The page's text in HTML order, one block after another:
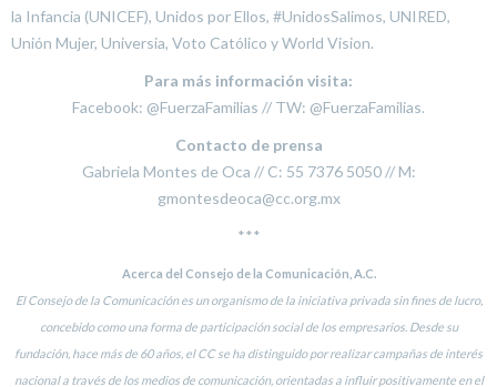
la Infancia (UNICEF), Unidos por Ellos, #UnidosSalimos, UNIRED,
Unión Mujer, Universia, Voto Católico y World Vision.
Para más información visita:
Facebook: @FuerzaFamilias // TW: @FuerzaFamilias.
Contacto de prensa
Gabriela Montes de Oca // C: 55 7376 5050 // M:
gmontesdeoca@cc.org.mx
***
Acerca del Consejo de la Comunicación, A.C.
El Consejo de la Comunicación es un organismo de la iniciativa privada sin fines de lucro,
concebido como una forma de participación social de los empresarios. Desde su
fundación, hace más de 60 años, el CC se ha distinguido por realizar campañas de interés
nacional a través de los medios de comunicación, orientadas a influir positivamente en el